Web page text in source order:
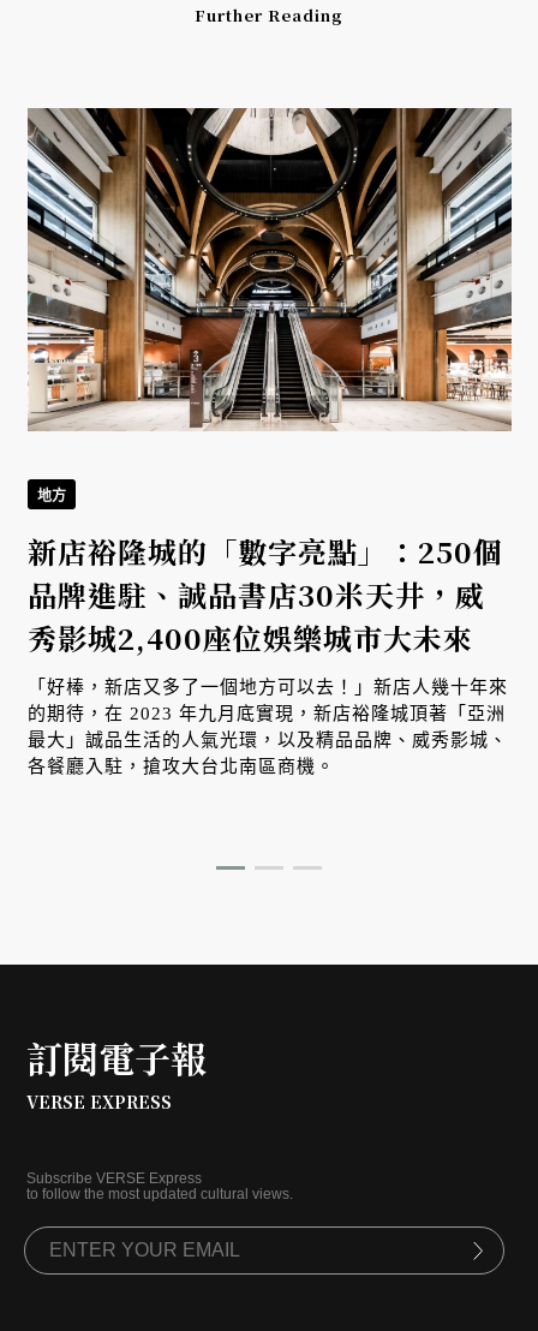
Further Reading
地方
新店裕隆城的「數字亮點」：250個
品牌進駐、誠品書店30米天井，威
秀影城2,400座位娛樂城市大未來
「好棒，新店又多了一個地方可以去！」新店人幾十年來
的期待，在 2023 年九月底實現，新店裕隆城頂著「亞洲
最大」誠品生活的人氣光環，以及精品品牌、威秀影城、
各餐廳入駐，搶攻大台北南區商機。
訂閱電子報
VERSE EXPRESS
Subscribe VERSE Express
to follow the most updated cultural views.